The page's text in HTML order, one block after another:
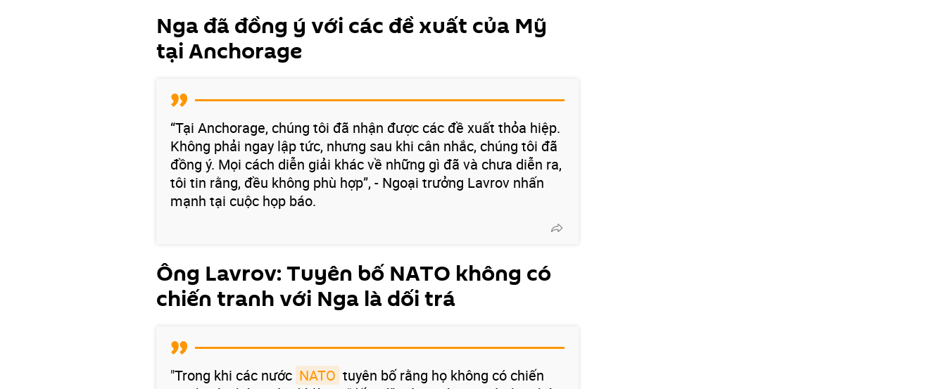
Nga đã đồng ý với các đề xuất của Mỹ
tại Anchorage
“Tại Anchorage, chúng tôi đã nhận được các đề xuất thỏa hiệp.
Không phải ngay lập tức, nhưng sau khi cân nhắc, chúng tôi đã
đồng ý. Mọi cách diễn giải khác về những gì đã và chưa diễn ra,
tôi tin rằng, đều không phù hợp”, - Ngoại trưởng Lavrov nhấn
mạnh tại cuộc họp báo.
Ông Lavrov: Tuyên bố NATO không có
chiến tranh với Nga là dối trá
"Trong khi các nước NATO tuyên bố rằng họ không có chiến